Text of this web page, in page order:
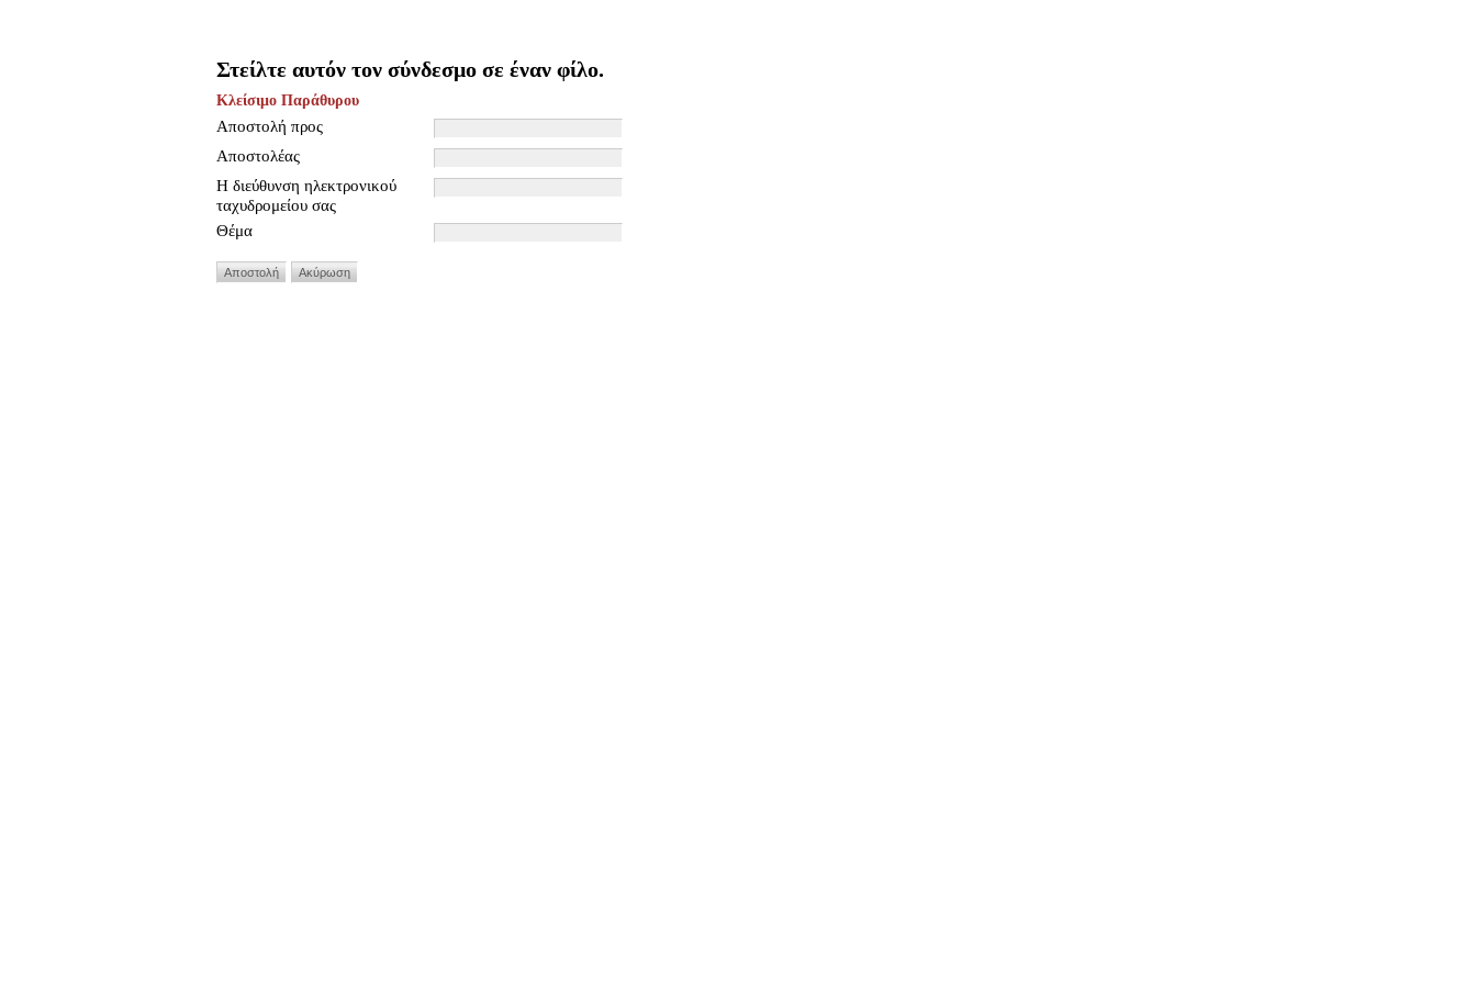
Στείλτε αυτόν τον σύνδεσμο σε έναν φίλο.
Κλείσιμο Παράθυρου
Αποστολή προς
Αποστολέας
Η διεύθυνση ηλεκτρονικού
ταχυδρομείου σας
Θέμα
Αποστολή Ακύρωση